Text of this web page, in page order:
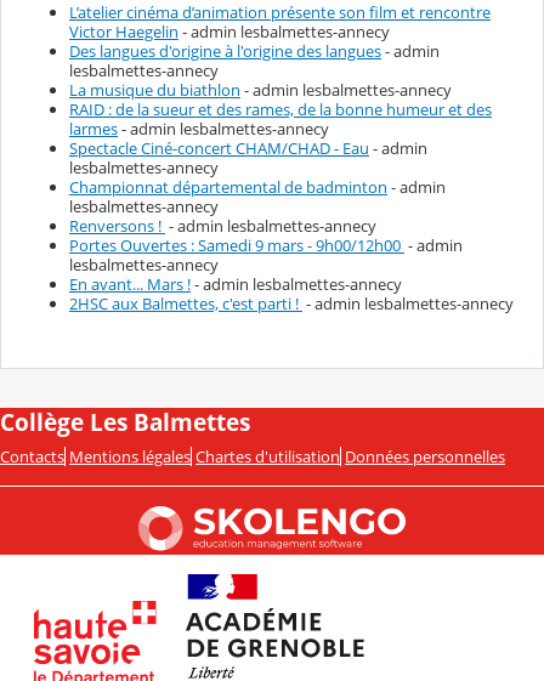
L’atelier cinéma d’animation présente son film et rencontre
Victor Haegelin - admin lesbalmettes-annecy
Des langues d'origine à l'origine des langues- admin
lesbalmettes-annecy
La musique du biathlon - admin lesbalmettes-annecy
RAID : de la sueur et des rames, de la bonne humeur et des
larmes- admin lesbalmettes-annecy
Spectacle Ciné-concert CHAM/CHAD - Eau - admin
lesbalmettes-annecy
Championnat départemental de badminton - admin
lesbalmettes-annecy
Renversons ! - admin lesbalmettes-annecy
Portes Ouvertes : Samedi 9 mars - 9h00/12h00 - admin
lesbalmettes-annecy
En avant... Mars !- admin lesbalmettes-annecy
2HSC aux Balmettes, c'est parti ! - admin lesbalmettes-annecy
Collège Les Balmettes
Contacts Mentions légales Chartes d'utilisation Données personnelles